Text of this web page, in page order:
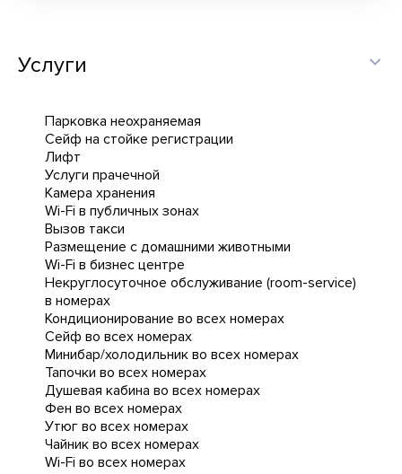
Услуги
Парковка неохраняемая
Сейф на стойке регистрации
Лифт
Услуги прачечной
Камера хранения
Wi-Fi в публичных зонах
Вызов такси
Размещение с домашними животными
Wi-Fi в бизнес центре
Некруглосуточное обслуживание (room-service)
в номерах
Кондиционирование во всех номерах
Сейф во всех номерах
Минибар/холодильник во всех номерах
Тапочки во всех номерах
Душевая кабина во всех номерах
Фен во всех номерах
Утюг во всех номерах
Чайник во всех номерах
Wi-Fi во всех номерах